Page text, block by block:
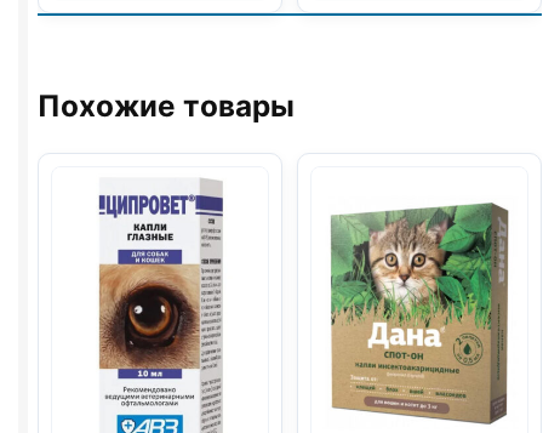
для
щенков
1
таб
для
1
Похожие товары